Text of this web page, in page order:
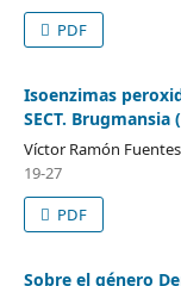
PDF
Isoenzimas
SECT. Brugmansia
Víctor Ramón
19-27
PDF
Sobre el género